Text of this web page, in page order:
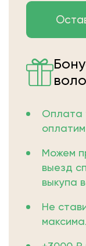
Оплата
Можем
выезд
выкупа
Не